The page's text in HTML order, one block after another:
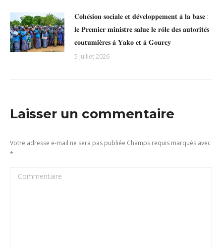
𝐂𝐨𝐡𝐞́𝐬𝐢𝐨𝐧 𝐬𝐨𝐜𝐢𝐚𝐥𝐞 𝐞𝐭 𝐝𝐞́𝐯𝐞𝐥𝐨𝐩𝐩𝐞𝐦𝐞𝐧𝐭 𝐚̀ 𝐥𝐚 𝐛𝐚𝐬𝐞 :
𝐥𝐞 𝐏𝐫𝐞𝐦𝐢𝐞𝐫 𝐦𝐢𝐧𝐢𝐬𝐭𝐫𝐞 𝐬𝐚𝐥𝐮𝐞 𝐥𝐞 𝐫𝐨̂𝐥𝐞 𝐝𝐞𝐬 𝐚𝐮𝐭𝐨𝐫𝐢𝐭𝐞́𝐬
𝐜𝐨𝐮𝐭𝐮𝐦𝐢𝐞̀𝐫𝐞𝐬 𝐚̀ 𝐘𝐚𝐤𝐨 𝐞𝐭 𝐚̀ 𝐆𝐨𝐮𝐫𝐜𝐲
5 juillet 2026
Laisser un commentaire
Votre adresse e-mail ne sera pas publiée Champs requis marqués avec
*
Commentaire